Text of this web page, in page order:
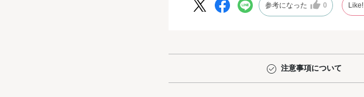
参考になった 0 Like!
注意事項について